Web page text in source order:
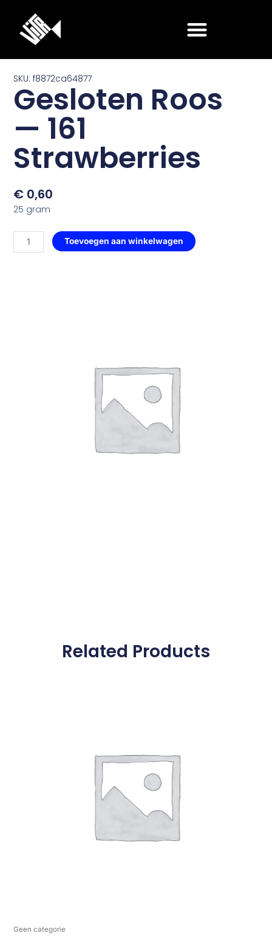
SKU: f8872ca64877
Gesloten Roos
— 161
Strawberries
€ 0,60
25 gram
Gesloten
Roos
Toevoegen aan winkelwagen
Related Products
Geen categorie